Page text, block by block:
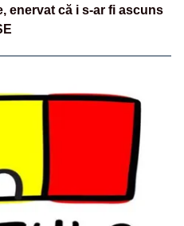
enervat că i s-ar fi ascuns